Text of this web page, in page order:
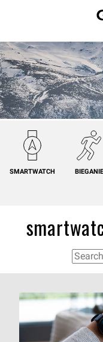
SMARTWATCH BIEGANIE